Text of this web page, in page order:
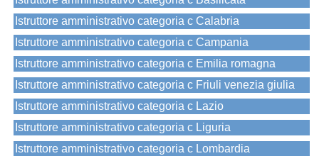
Istruttore amministrativo categoria c Calabria
Istruttore amministrativo categoria c Campania
Istruttore amministrativo categoria c Emilia romagna
Istruttore amministrativo categoria c Friuli venezia giulia
Istruttore amministrativo categoria c Lazio
Istruttore amministrativo categoria c Liguria
Istruttore amministrativo categoria c Lombardia